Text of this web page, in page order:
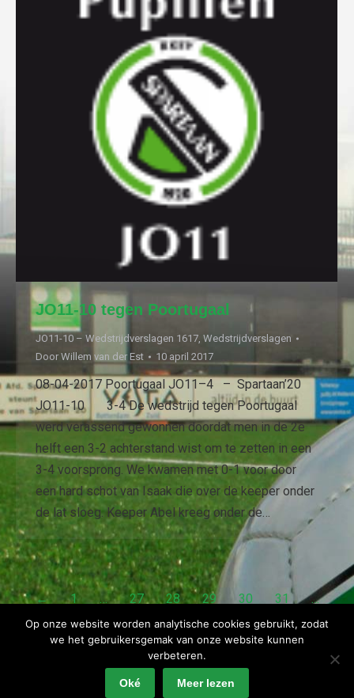
JO11-10 tegen Poortugaal
JO11-10 – Wedstrijdverslagen 1617, Wedstrijdverslagen
Door Willem van der Est 10 april 2017
08-04-2017 Poortugaal JO11–4 – Spartaan’20
JO11-10 3-4 De wedstrijd tegen Poortugaal
werd verassend gewonnen doordat men in de 2e
helft een 3-2 achterstand wist om te zetten in een
3-4 voorsprong. We kwamen met 0-1 voor door
een hard schot van Isaak die over de keeper onder
de lat sloeg. Keeper Abel kreeg onder de…
← 1 … 27 28 29 30 31
…
44
→
Op onze website worden analytische cookies gebruikt, zodat
we het gebruikersgemak van onze website kunnen
verbeteren.
Oké Meer lezen